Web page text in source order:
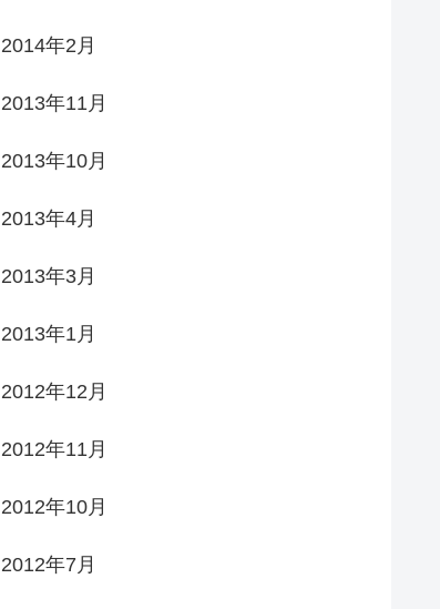
2014年2月
2013年11月
2013年10月
2013年4月
2013年3月
2013年1月
2012年12月
2012年11月
2012年10月
2012年7月